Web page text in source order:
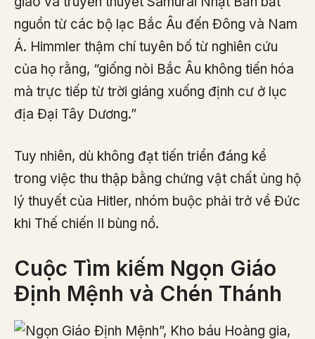
nguồn từ các bộ lạc Bắc Âu đến Đông và Nam
Á. Himmler thậm chí tuyên bố từ nghiên cứu
của họ rằng, “giống nòi Bắc Âu không tiến hóa
mà trực tiếp từ trời giáng xuống định cư ở lục
địa Đại Tây Dương.”
Tuy nhiên, dù không đạt tiến triển đáng kể
trong việc thu thập bằng chứng vật chất ủng hộ
lý thuyết của Hitler, nhóm buộc phải trở về Đức
khi Thế chiến II bùng nổ.
Cuộc Tìm kiếm Ngọn Giáo
Định Mệnh và Chén Thánh